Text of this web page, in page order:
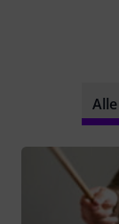
Alle